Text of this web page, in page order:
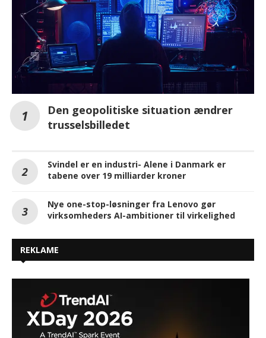
Den geopolitiske situation ændrer
trusselsbilledet
Svindel er en industri- Alene i Danmark er
tabene over 19 milliarder kroner
Nye one-stop-løsninger fra Lenovo gør
virksomheders AI-ambitioner til virkelighed
REKLAME